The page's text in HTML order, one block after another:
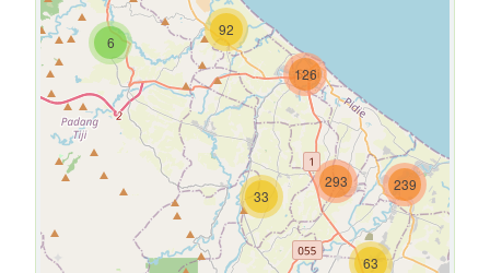
6
239
33
293
126
92
63